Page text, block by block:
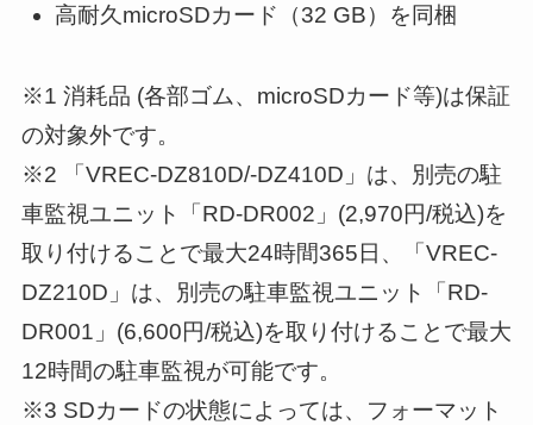
高耐久microSDカード（32 GB）を同梱
※1 消耗品 (各部ゴム、microSDカード等)は保証
の対象外です。
※2 「VREC-DZ810D/-DZ410D」は、別売の駐
車監視ユニット「RD-DR002」(2,970円/税込)を
取り付けることで最大24時間365日、「VREC-
DZ210D」は、別売の駐車監視ユニット「RD-
DR001」(6,600円/税込)を取り付けることで最大
12時間の駐車監視が可能です。
※3 SDカードの状態によっては、フォーマット